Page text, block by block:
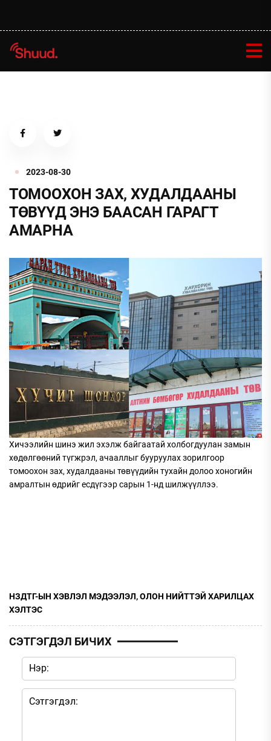
2023-08-30
ТОМООХОН ЗАХ, ХУДАЛДААНЫ
ТӨВҮҮД ЭНЭ БААСАН ГАРАГТ
АМАРНА
Хичээлийн шинэ жил эхэлж байгаатай холбогдуулан замын
хөдөлгөөний түгжрэл, ачааллыг бууруулах зорилгоор
томоохон зах, худалдааны төвүүдийн тухайн долоо хоногийн
амралтын өдрийг есдүгээр сарын 1-нд шилжүүллээ.
НЗДТГ-ЫН ХЭВЛЭЛ МЭДЭЭЛЭЛ, ОЛОН НИЙТТЭЙ ХАРИЛЦАХ
ХЭЛТЭС
СЭТГЭГДЭЛ БИЧИХ